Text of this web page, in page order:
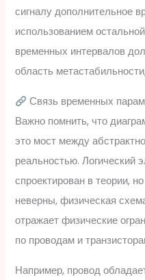
сигналу дополнительное
использованием
временных интервалов
область
Связь временных
Важно помнить, что
это мост между
реальностью. Логический
спроектирован в теории,
неверны, физическая
отражает физические
по проводам и
Например, провод